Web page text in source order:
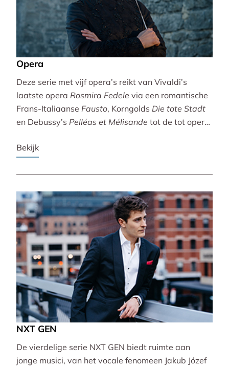
Opera
Deze serie met vijf opera’s reikt van Vivaldi’s
laatste opera Rosmira Fedele via een romantische
Frans-Italiaanse Fausto, Korngolds Die tote Stadt
en Debussy’s Pelléas et Mélisande tot de tot opera
Vivaldi wordt gebracht door de Accademia
opera’s tekenen het Radio Filharmonisch Orkest en
Bekijk
NXT GEN
De vierdelige serie NXT GEN biedt ruimte aan
jonge musici, van het vocale fenomeen Jakub Józef